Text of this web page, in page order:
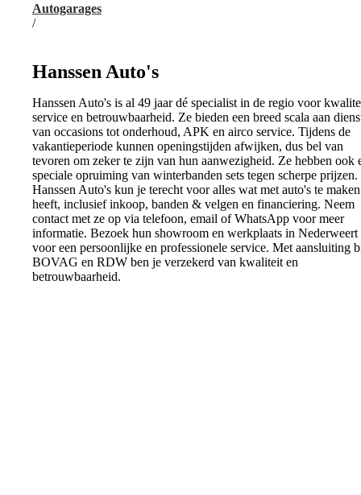
Autogarages
/
Hanssen Auto's
Hanssen Auto's is al 49 jaar dé specialist in de regio voor
service en betrouwbaarheid. Ze bieden een breed scala aan
van occasions tot onderhoud, APK en airco service. Tijdens de
vakantieperiode kunnen openingstijden afwijken, dus bel van
tevoren om zeker te zijn van hun aanwezigheid. Ze hebben ook
speciale opruiming van winterbanden sets tegen scherpe
Hanssen Auto's kun je terecht voor alles wat met auto's te maken
heeft, inclusief inkoop, banden & velgen en financiering. Neem
contact met ze op via telefoon, email of WhatsApp voor meer
informatie. Bezoek hun showroom en werkplaats in Nederweert
voor een persoonlijke en professionele service. Met aansluiting
BOVAG en RDW ben je verzekerd van kwaliteit en
betrouwbaarheid.